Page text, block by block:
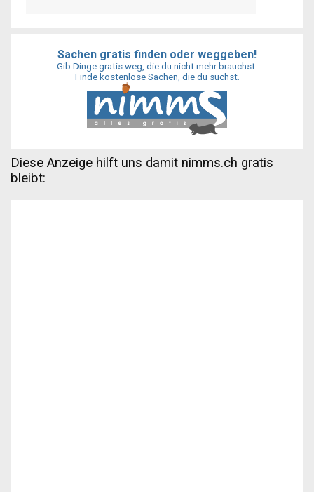
Sachen gratis finden oder weggeben!
Gib Dinge gratis weg, die du nicht mehr brauchst.
Finde kostenlose Sachen, die du suchst.
Diese Anzeige hilft uns damit nimms.ch gratis
bleibt: